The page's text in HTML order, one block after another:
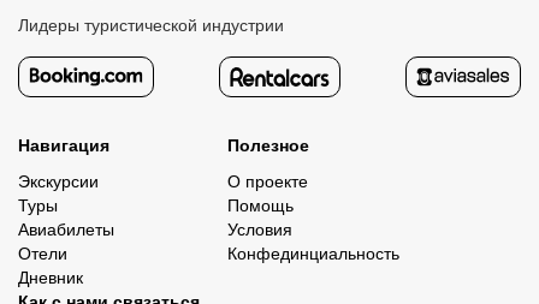
Лидеры туристической индустрии
Навигация
Экскурсии
Туры
Авиабилеты
Отели
Дневник
Полезное
О проекте
Помощь
Условия
Конфединциальность